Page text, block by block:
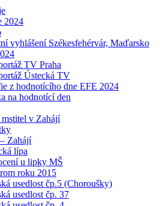
2024
vyhlášení Székesfehérvár, Maďarsko
TV Praha
Ústecká TV
z hodnotícího dne EFE 2024
na hodnotící den
v Zahájí
Zahájí
lípa
u lipky MŠ
roku 2015
usedlost čp.5 (Choroušky)
usedlost čp. 37